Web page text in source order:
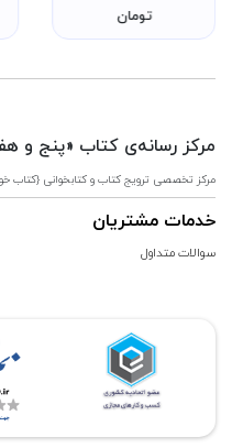
تومان
مرکز رسانه‌ی کتاب «پنج و
مرکز تخصصی ترویج کتاب و کتابخوانی {کتاب
خدمات مشتریان
سوالات متداول